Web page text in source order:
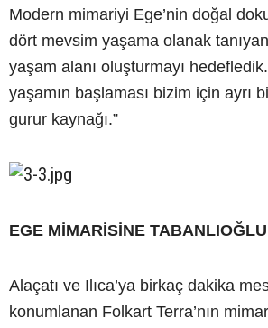
Modern mimariyi Ege’nin doğal
dört mevsim yaşama olanak
yaşam alanı oluşturmayı
yaşamın başlaması bizim için ayrı
gurur kaynağı.”
EGE MİMARİSİNE
Alaçatı ve Ilıca’ya birkaç dakika
konumlanan Folkart Terra’nın